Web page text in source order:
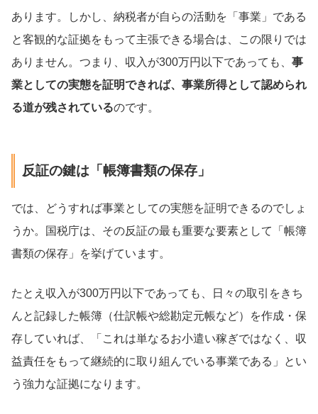
あります。しかし、納税者が自らの活動を「事業」である
と客観的な証拠をもって主張できる場合は、この限りでは
ありません。つまり、収入が300万円以下であっても、 事
業としての実態を証明できれば、事業所得として認められ
る道が残されているのです。
反証の鍵は「帳簿書類の保存」
では、どうすれば事業としての実態を証明できるのでしょ
うか。国税庁は、その反証の最も重要な要素として「帳簿
書類の保存」を挙げています。
たとえ収入が300万円以下であっても、日々の取引をきち
んと記録した帳簿（仕訳帳や総勘定元帳など）を作成・保
存していれば、「これは単なるお小遣い稼ぎではなく、収
益責任をもって継続的に取り組んでいる事業である」とい
う強力な証拠になります。